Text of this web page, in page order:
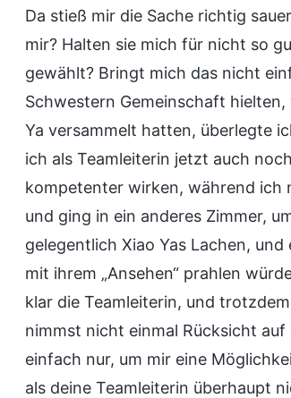
Da stieß mir die Sache richtig
mir? Halten sie mich für nicht so
gewählt? Bringt mich das nicht
Schwestern Gemeinschaft
Ya versammelt hatten, überlegte
ich als Teamleiterin jetzt auch
kompetenter wirken, während ich
und ging in ein anderes Zimmer,
gelegentlich Xiao Yas Lachen,
mit ihrem „Ansehen“ prahlen
klar die Teamleiterin, und
nimmst nicht einmal Rücksicht
einfach nur, um mir eine
als deine Teamleiterin überhaupt